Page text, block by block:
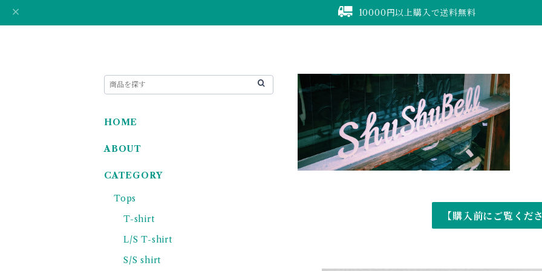
10000円以上購入で送料無料
【購入前にご覧くだ
HOME
ABOUT
CATEGORY
Tops
T-shirt
L/S T-shirt
S/S shirt